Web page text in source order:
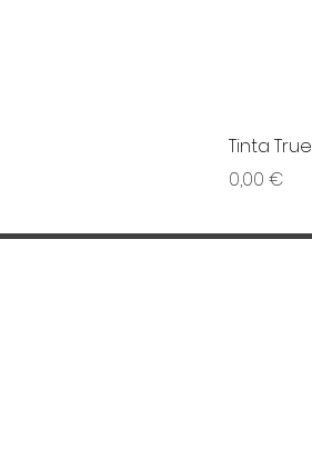
Tinta
Preço
0,00 €